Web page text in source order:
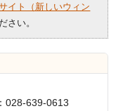
イト（新しいウィン
さい。
028-639-0613